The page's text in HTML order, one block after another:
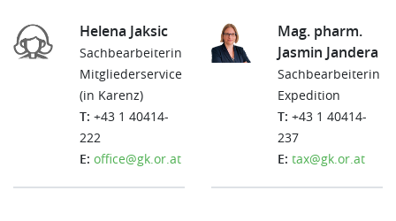
Helena Jaksic
Sachbearbeiterin
Mitgliederservice
(in Karenz)
T: +43 1 40414-
222
E: office@gk.or.at
Mag. pharm.
Jasmin Jandera
Sachbearbeiterin
Expedition
T: +43 1 40414-
237
E: tax@gk.or.at